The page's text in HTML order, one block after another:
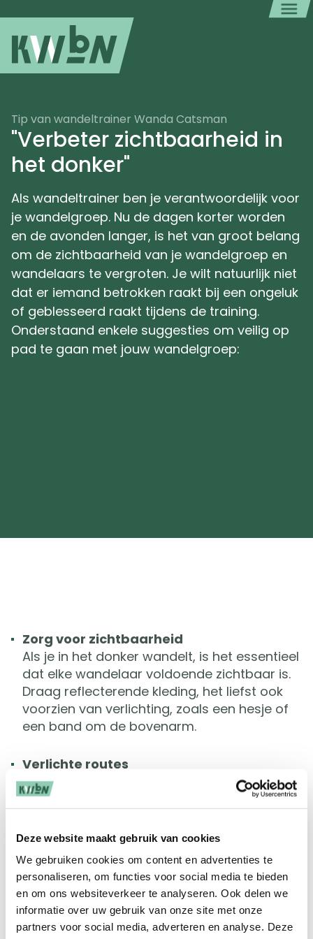
Deze website maakt gebruik van cookies
We gebruiken cookies om content en advertenties te
personaliseren, om functies voor social media te bieden
en om ons websiteverkeer te analyseren. Ook delen we
informatie over uw gebruik van onze site met onze
partners voor social media, adverteren en analyse. Deze
Tip van wandeltrainer Wanda Catsman
"Verbeter zichtbaarheid in
het donker"
Als wandeltrainer ben je verantwoordelijk voor
je wandelgroep. Nu de dagen korter worden
en de avonden langer, is het van groot belang
om de zichtbaarheid van je wandelgroep en
wandelaars te vergroten. Je wilt natuurlijk niet
dat er iemand betrokken raakt bij een ongeluk
of geblesseerd raakt tijdens de training.
Onderstaand enkele suggesties om veilig op
pad te gaan met jouw wandelgroep:
Zorg voor zichtbaarheid
Als je in het donker wandelt, is het essentieel
dat elke wandelaar voldoende zichtbaar is.
Draag reflecterende kleding, het liefst ook
voorzien van verlichting, zoals een hesje of
een band om de bovenarm.
Verlichte routes
Niet alle deelnemers lopen even zeker in het
donker. Kies een route met straatverlichting
voorkomen.
Positie in het verkeer
Loop zoveel mogelijk op de stoep en
wandelpaden. Is er geen stoep en moet je
daardoor op een fietspad of op de weg